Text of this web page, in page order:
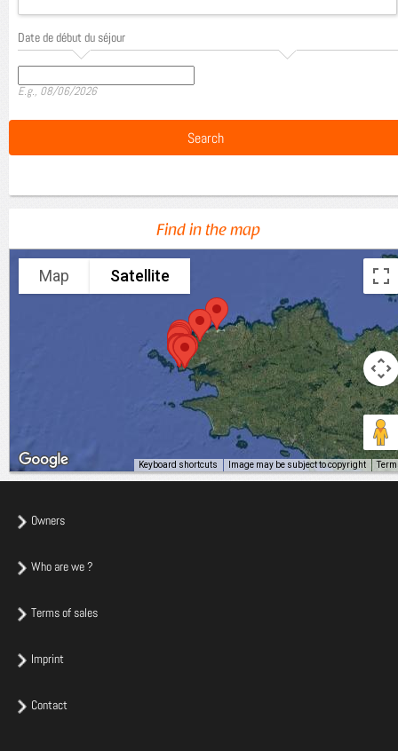
Date de début du séjour
Date
E.g., 08/06/2026
Find in the map
Map Satellite
Keyboard shortcuts Image may be subject to copyright
Owners
Who are we ?
Terms of sales
Imprint
Contact